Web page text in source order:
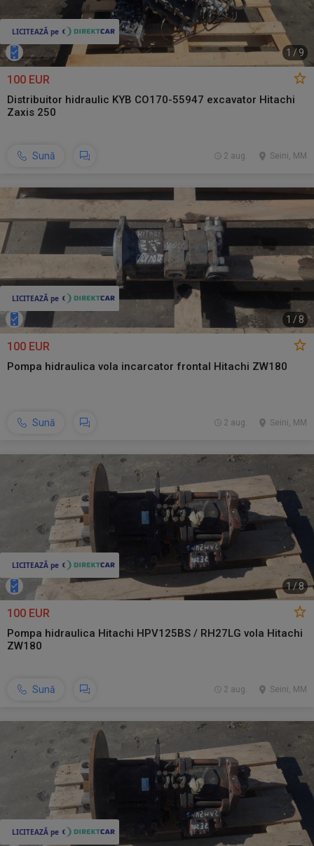
1 / 9
100 EUR
Distribuitor hidraulic KYB CO170-55947 excavator Hitachi
Zaxis 250
Sună Seini, MM
2 aug.
1 / 8
100 EUR
Pompa hidraulica vola incarcator frontal Hitachi ZW180
Sună Seini, MM
2 aug.
1 /8
100 EUR
Pompa hidraulica Hitachi HPV125BS / RH27LG vola Hitachi
ZW180
Sună Seini, MM
2 aug.